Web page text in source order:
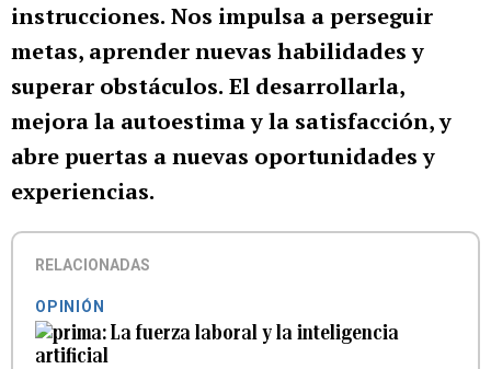
instrucciones. Nos impulsa a perseguir
metas, aprender nuevas habilidades y
superar obstáculos. El desarrollarla,
mejora la autoestima y la satisfacción, y
abre puertas a nuevas oportunidades y
experiencias.
RELACIONADAS
OPINIÓN
La fuerza laboral y la inteligencia
artificial